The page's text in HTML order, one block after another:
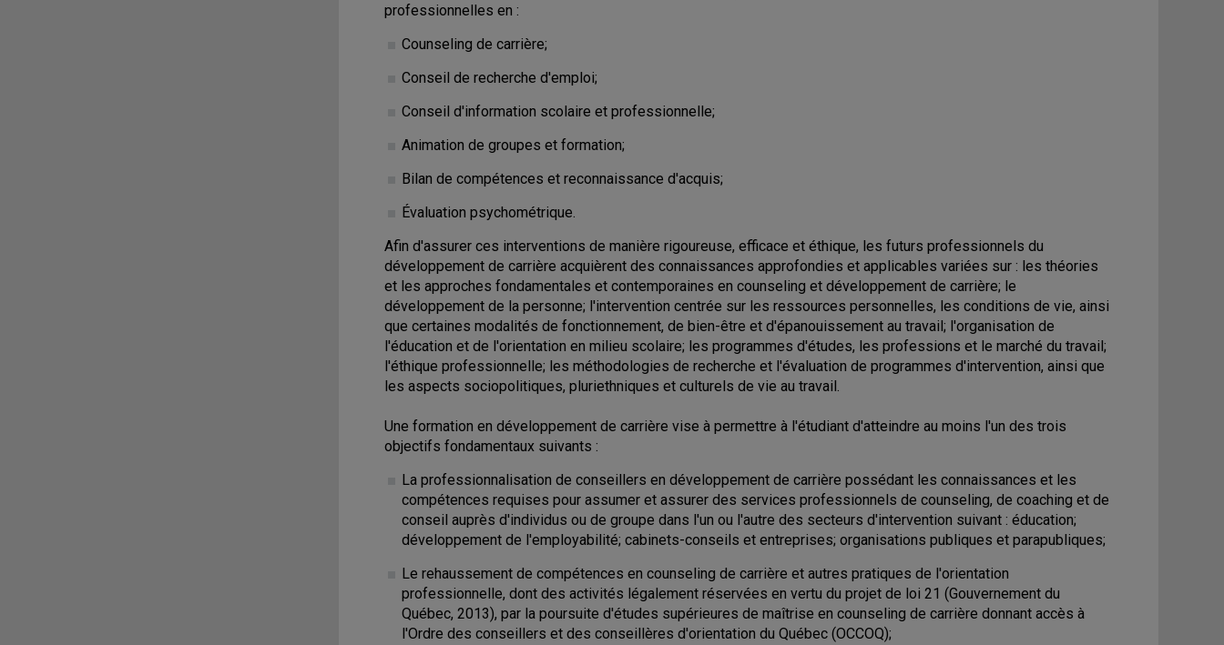
professionnelles en :
Counseling de carrière;
Conseil de recherche d'emploi;
Conseil d'information scolaire et professionnelle;
Animation de groupes et formation;
Bilan de compétences et reconnaissance d'acquis;
Évaluation psychométrique.
Afin d'assurer ces interventions de manière rigoureuse, efficace et éthique, les futurs professionnels du
développement de carrière acquièrent des connaissances approfondies et applicables variées sur : les théories
et les approches fondamentales et contemporaines en counseling et développement de carrière; le
développement de la personne; l'intervention centrée sur les ressources personnelles, les conditions de vie, ainsi
que certaines modalités de fonctionnement, de bien-être et d'épanouissement au travail; l'organisation de
l'éducation et de l'orientation en milieu scolaire; les programmes d'études, les professions et le marché du travail;
l'éthique professionnelle; les méthodologies de recherche et l'évaluation de programmes d'intervention, ainsi que
les aspects sociopolitiques, pluriethniques et culturels de vie au travail.
Une formation en développement de carrière vise à permettre à l'étudiant d'atteindre au moins l'un des trois
objectifs fondamentaux suivants :
La professionnalisation de conseillers en développement de carrière possédant les connaissances et les
compétences requises pour assumer et assurer des services professionnels de counseling, de coaching et de
conseil auprès d'individus ou de groupe dans l'un ou l'autre des secteurs d'intervention suivant : éducation;
développement de l'employabilité; cabinets-conseils et entreprises; organisations publiques et parapubliques;
Le rehaussement de compétences en counseling de carrière et autres pratiques de l'orientation
professionnelle, dont des activités légalement réservées en vertu du projet de loi 21 (Gouvernement du
Québec, 2013), par la poursuite d'études supérieures de maîtrise en counseling de carrière donnant accès à
l'Ordre des conseillers et des conseillères d'orientation du Québec (OCCOQ);